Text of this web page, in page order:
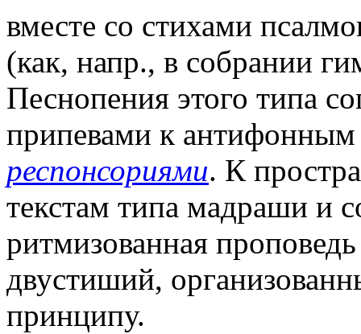
вместе со стихами
(как, напр., в собрании
Песнопения этого типа
припевами к
респонсориями. К
текстам типа мадраши и
ритмизованная
двустиший,
принципу.